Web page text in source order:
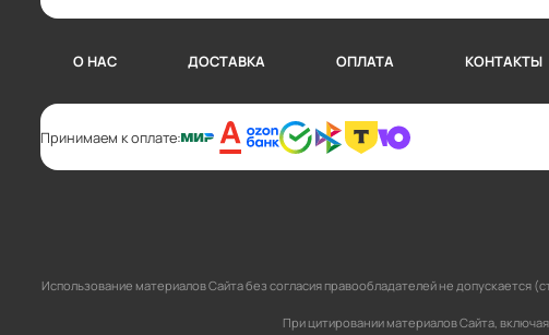
О НАС ДОСТАВКА ОПЛАТА КОНТАКТЫ
Принимаем к оплате:
Использование материалов Сайта без согласия правообладателей не
При цитировании материалов Сайта,